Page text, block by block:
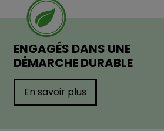
ENGAGÉS DANS UNE
DÉMARCHE DURABLE
En savoir plus